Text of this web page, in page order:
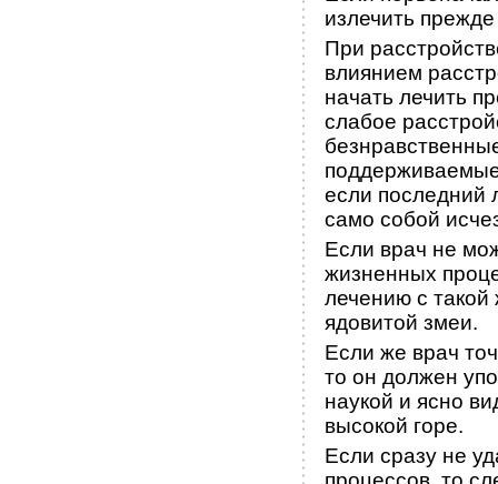
излечить
При
влиянием
начать лечить
слабое
если последний
само собой
Если врач не
жизненных
лечению с
ядовитой змеи.
Если же врач
то он должен
наукой и ясно
высокой горе.
Если сразу не